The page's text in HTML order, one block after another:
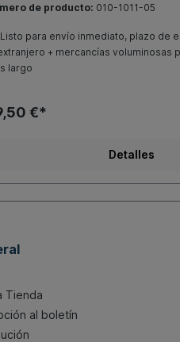
1.68.69-12.79Furgoneta T1 1.3-1.51.63-
7.79Tipo 3 1.5-1.68.64- 7.73Por favor, pedir
separado elanillo de juntapara
pedido010-1013(estándar) o 010-
de producto: 010-1011-05
Listo para envío inmediato, plazo de
+ mercancías voluminosas
largo
€*
Detalles
Tienda
al boletín